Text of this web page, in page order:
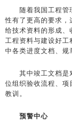
随着我国工程管理
性有了更高的要求，
给技术资料的形成、
工程资料与建设好工
中各类进度文档、规
其中竣工文档是对
位组织验收流程、项
教训。
预警中心